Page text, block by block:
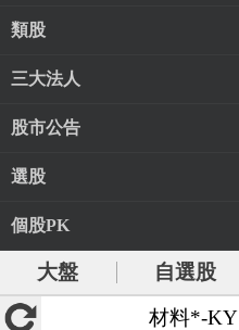
類股
三大法人
股市公告
選股
個股PK
大盤 自選股
材料*-KY